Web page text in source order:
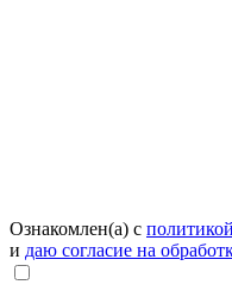
Ознакомлен(а) с
и даю согласие на